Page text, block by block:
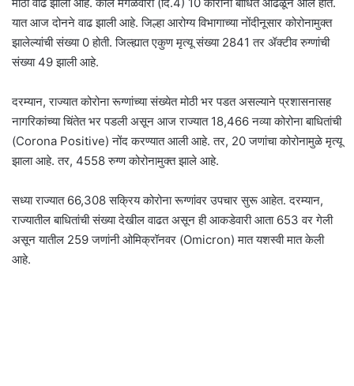
यात आज दोनने वाढ झाली आहे. जिल्हा आरोग्य विभागाच्या नोंदीनूसार कोरोनामुक्त
झालेल्यांची संख्या 0 होती. जिल्ह्यात एकुण मृत्यू संख्या 2841 तर ॲक्टीव रुग्णांची
संख्या 49 झाली आहे.
दरम्यान, राज्यात कोरोना रूग्णांच्या संख्येत मोठी भर पडत असल्याने प्रशासनासह
नागरिकांच्या चिंतेत भर पडली असून आज राज्यात 18,466 नव्या कोरोना बाधितांची
(Corona Positive) नोंद करण्यात आली आहे. तर, 20 जणांचा कोरोनामुळे मृत्यू
झाला आहे. तर, 4558 रुग्ण कोरोनामुक्त झाले आहे.
सध्या राज्यात 66,308 सक्रिय कोरोना रूग्णांवर उपचार सुरू आहेत. दरम्यान,
राज्यातील बाधितांची संख्या देखील वाढत असून ही आकडेवारी आता 653 वर गेली
असून यातील 259 जणांनी ओमिक्रॉनवर (Omicron) मात यशस्वी मात केली
आहे.